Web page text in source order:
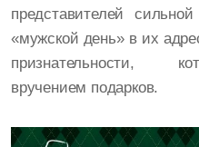
представителей
«мужской день» в их
признательности,
вручением подарков.